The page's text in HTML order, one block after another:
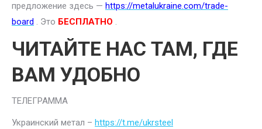
предложение здесь — https://metalukraine.com/trade-
board . Это БЕСПЛАТНО .
ЧИТАЙТЕ НАС ТАМ, ГДЕ
ВАМ УДОБНО
ТЕЛЕГРАММА
Украинский метал – https://t.me/ukrsteel